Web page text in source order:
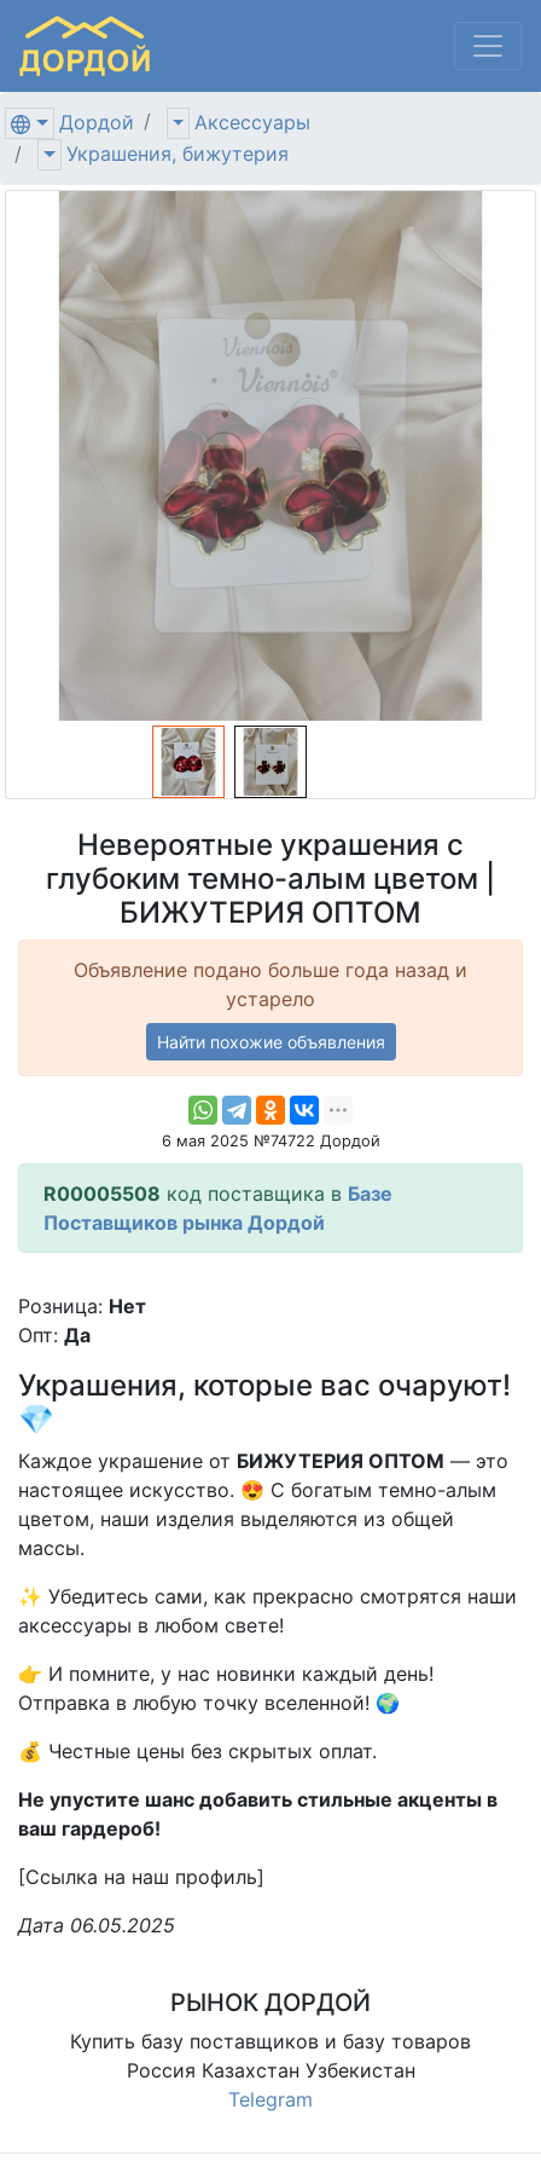
Дордой
Аксессуары
Украшения, бижутерия
Невероятные украшения с
глубоким темно-алым цветом |
БИЖУТЕРИЯ ОПТОМ
Объявление подано больше года назад и
устарело
Найти похожие объявления
6 мая 2025 №74722 Дордой
R00005508 код поставщика в Базе
Поставщиков рынка Дордой
Розница: Нет
Опт: Да
Украшения, которые вас очаруют!
💎
Каждое украшение от БИЖУТЕРИЯ ОПТОМ — это
настоящее искусство. 😍 С богатым темно-алым
цветом, наши изделия выделяются из общей
массы.
✨ Убедитесь сами, как прекрасно смотрятся наши
аксессуары в любом свете!
👉 И помните, у нас новинки каждый день!
Отправка в любую точку вселенной! 🌍
💰 Честные цены без скрытых оплат.
Не упустите шанс добавить стильные акценты в
ваш гардероб!
[Ссылка на наш профиль]
Дата 06.05.2025
РЫНОК ДОРДОЙ
Купить базу поставщиков и базу товаров
Россия Казахстан Узбекистан
Telegram